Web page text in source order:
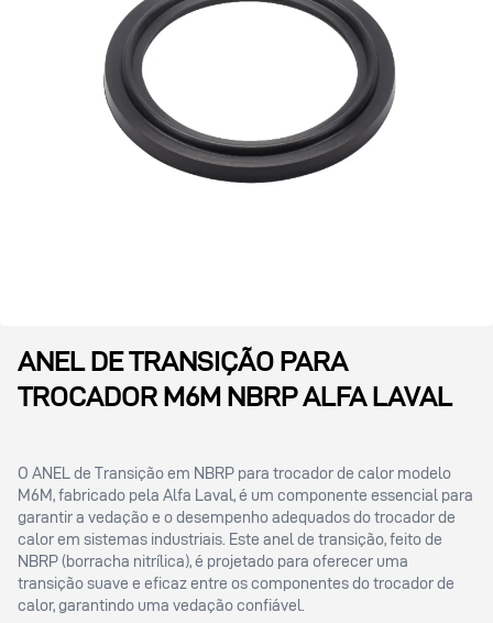
ANEL DE TRANSIÇÃO PARA
TROCADOR M6M NBRP ALFA LAVAL
O ANEL de Transição em NBRP para trocador de calor modelo
M6M, fabricado pela Alfa Laval, é um componente essencial para
garantir a vedação e o desempenho adequados do trocador de
calor em sistemas industriais. Este anel de transição, feito de
NBRP (borracha nitrílica), é projetado para oferecer uma
transição suave e eficaz entre os componentes do trocador de
calor, garantindo uma vedação confiável.